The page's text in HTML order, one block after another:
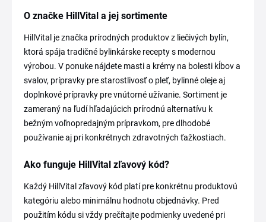
O značke HillVital a jej sortimente
HillVital je značka prírodných produktov z liečivých bylín,
ktorá spája tradičné bylinkárske recepty s modernou
výrobou. V ponuke nájdete masti a krémy na bolesti kĺbov a
svalov, prípravky pre starostlivosť o pleť, bylinné oleje aj
doplnkové prípravky pre vnútorné užívanie. Sortiment je
zameraný na ľudí hľadajúcich prírodnú alternatívu k
bežným voľnopredajným prípravkom, pre dlhodobé
používanie aj pri konkrétnych zdravotných ťažkostiach.
Ako funguje HillVital zľavový kód?
Každý HillVital zľavový kód platí pre konkrétnu produktovú
kategóriu alebo minimálnu hodnotu objednávky. Pred
použitím kódu si vždy prečítajte podmienky uvedené pri